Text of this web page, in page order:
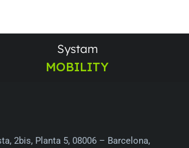
Systam
MOBILITY
2bis, Planta 5, 08006 – Barcelona,